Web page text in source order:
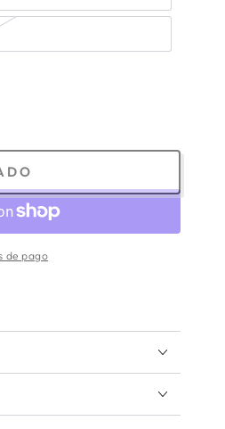
de pago